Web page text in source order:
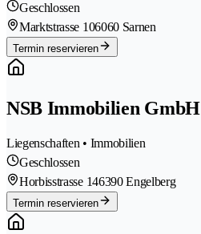
Geschlossen
Marktstrasse 106060 Sarnen
Termin reservieren
NSB Immobilien GmbH
Liegenschaften • Immobilien
Geschlossen
Horbisstrasse 146390 Engelberg
Termin reservieren